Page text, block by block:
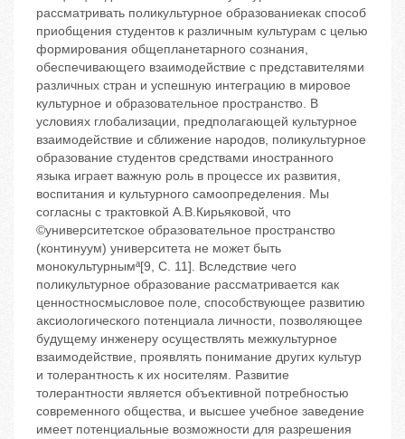
рассматривать поликультурное образованиекак способ
приобщения студентов к различным культурам с целью
формирования общепланетарного сознания,
обеспечивающего взаимодействие с представителями
различных стран и успешную интеграцию в мировое
культурное и образовательное пространство. В
условиях глобализации, предполагающей культурное
взаимодействие и сближение народов, поликультурное
образование студентов средствами иностранного
языка играет важную роль в процессе их развития,
воспитания и культурного самоопределения. Мы
согласны с трактовкой А.В.Кирьяковой, что
©университетское образовательное пространство
(континуум) университета не может быть
монокультурнымª[9, С. 11]. Вследствие чего
поликультурное образование рассматривается как
ценностносмысловое поле, способствующее развитию
аксиологического потенциала личности, позволяющее
будущему инженеру осуществлять межкультурное
взаимодействие, проявлять понимание других культур
и толерантность к их носителям. Развитие
толерантности является объективной потребностью
современного общества, и высшее учебное заведение
имеет потенциальные возможности для разрешения